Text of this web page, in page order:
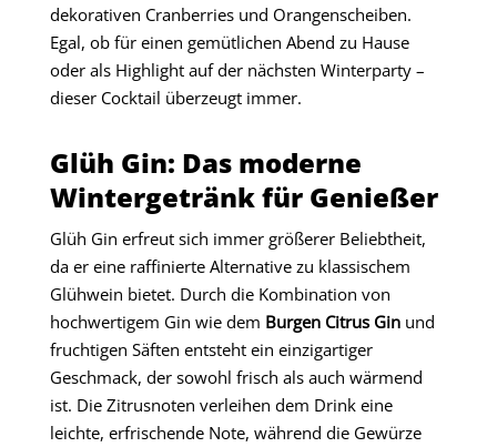
dekorativen Cranberries und Orangenscheiben.
Egal, ob für einen gemütlichen Abend zu Hause
oder als Highlight auf der nächsten Winterparty –
dieser Cocktail überzeugt immer.
Glüh Gin: Das moderne
Wintergetränk für Genießer
Glüh Gin erfreut sich immer größerer Beliebtheit,
da er eine raffinierte Alternative zu klassischem
Glühwein bietet. Durch die Kombination von
hochwertigem Gin wie dem Burgen Citrus Ginund
fruchtigen Säften entsteht ein einzigartiger
Geschmack, der sowohl frisch als auch wärmend
ist. Die Zitrusnoten verleihen dem Drink eine
leichte, erfrischende Note, während die Gewürze